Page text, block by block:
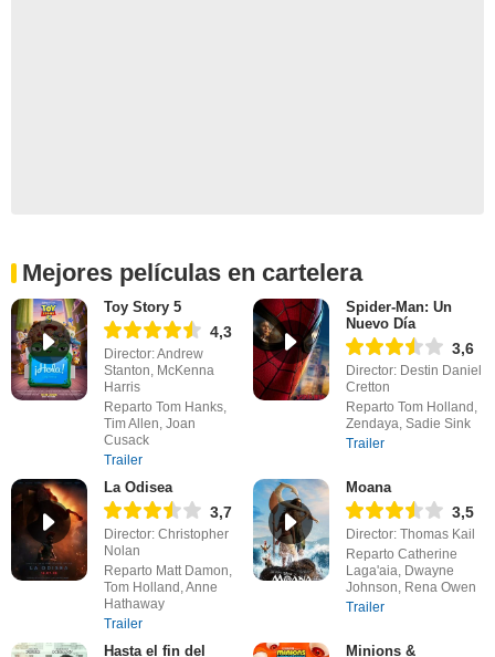
Mejores películas en cartelera
Toy Story 5
4,3
Director: Andrew
Stanton, McKenna
Harris
Reparto Tom Hanks,
Tim Allen, Joan
Cusack
Trailer
Spider-Man: Un
Nuevo Día
3,6
Director: Destin Daniel
Cretton
Reparto Tom Holland,
Zendaya, Sadie Sink
Trailer
La Odisea
3,7
Director: Christopher
Nolan
Reparto Matt Damon,
Tom Holland, Anne
Hathaway
Trailer
Moana
3,5
Director: Thomas Kail
Reparto Catherine
Laga'aia, Dwayne
Johnson, Rena Owen
Trailer
Hasta el fin del Minions &